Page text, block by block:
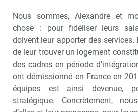
Nous sommes, Alexandre et
chose : pour fidéliser leurs
doivent leur apporter des services.
de leur trouver un logement
des cadres en période
ont démissionné en France en
équipes est ainsi devenue,
stratégique. Concrètement,